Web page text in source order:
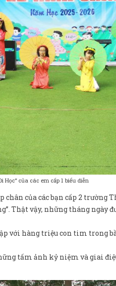
Học” của các em cấp 1 biểu diễn
của các bạn cấp 2 trường
Thật vậy, những tháng
với hàng triệu con tim trong
tấm ảnh kỷ niệm và giai